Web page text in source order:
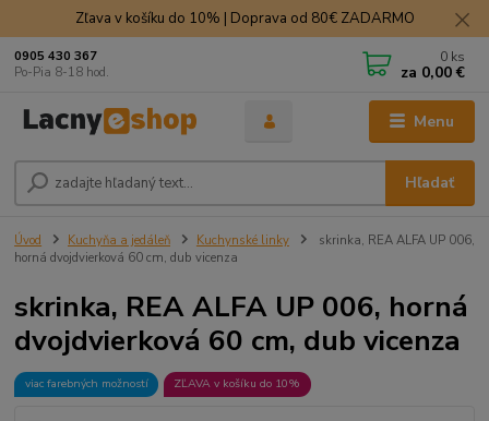
Zľava v košíku do 10% | Doprava od 80€ ZADARMO
Menu
Hľadať
0905 430 367
Po-Pia 8-18 hod.
0 ks
za 0,00 €
Úvod Kuchyňa a jedáleň Kuchynské linky
skrinka, REA ALFA UP 006,
horná dvojdvierková 60 cm, dub vicenza
skrinka, REA ALFA UP 006, horná
dvojdvierková 60 cm, dub vicenza
viac farebných možností ZĽAVA v košíku do 10%